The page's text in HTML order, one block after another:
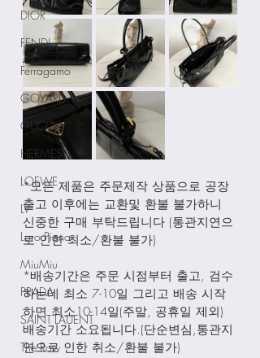
DIOR
FENDI
Ferragamo
GOYARD
GUCCI
HERMES
LOEWE
LV
Loro Piana
MiuMiu
PRADA
SAINT LAUENT
The Row
*모든 제품은 주문제작 상품으로 공장
출고 이후에는 교환및 환불 불가하니
신중한 구매 부탁드립니다 (통관지연으
로 인한 최소/환불 불가)
*배송기간은 주문 시점부터 출고, 검수
하는데 최소 7-10일 그리고 배송 시작
하면 최소10-14일(주말, 공휴일 제외)
배송기간 소요됩니다.(단순변심,통관지
연으로 인한 취소/환불 불가)